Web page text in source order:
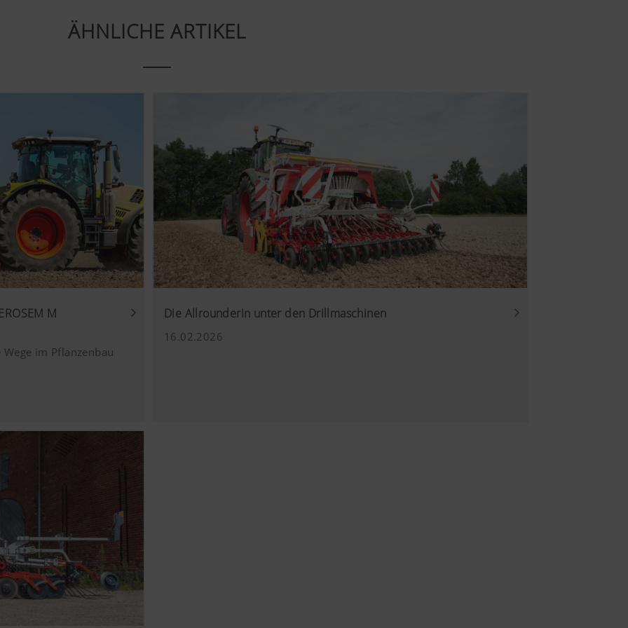
Analyse der Benutzung der Website, siehe unterhalb.
und angezeigt.
Videos auf unserer Website ein und verwenden hierbei den erweiterten
von YouTube. Es werden von YouTube keine Informationen über die
Website gespeichert, es sei denn, es wird ein Video angesehen. Nähere
Sie hier: https://support.google.com/youtube/answer/171780?hl=de
intl/de/policies/privacy/ Wir haben keine Kontrolle über YouTube
diese Cookies in Ihren Browser-Einstellungen blockieren.
6 Monate
ÄHNLICHE ARTIKEL
M
im Pflanzenbau
Die Allrounderin unter den Drillmaschinen
16.02.2026